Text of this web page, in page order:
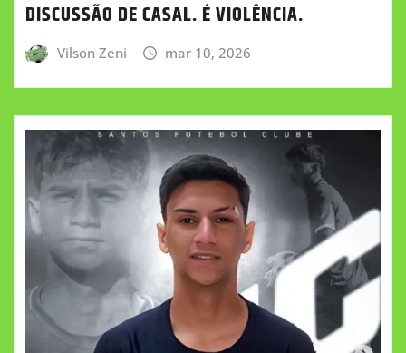
DISCUSSÃO DE CASAL. É VIOLÊNCIA.
Vilson Zeni mar 10, 2026